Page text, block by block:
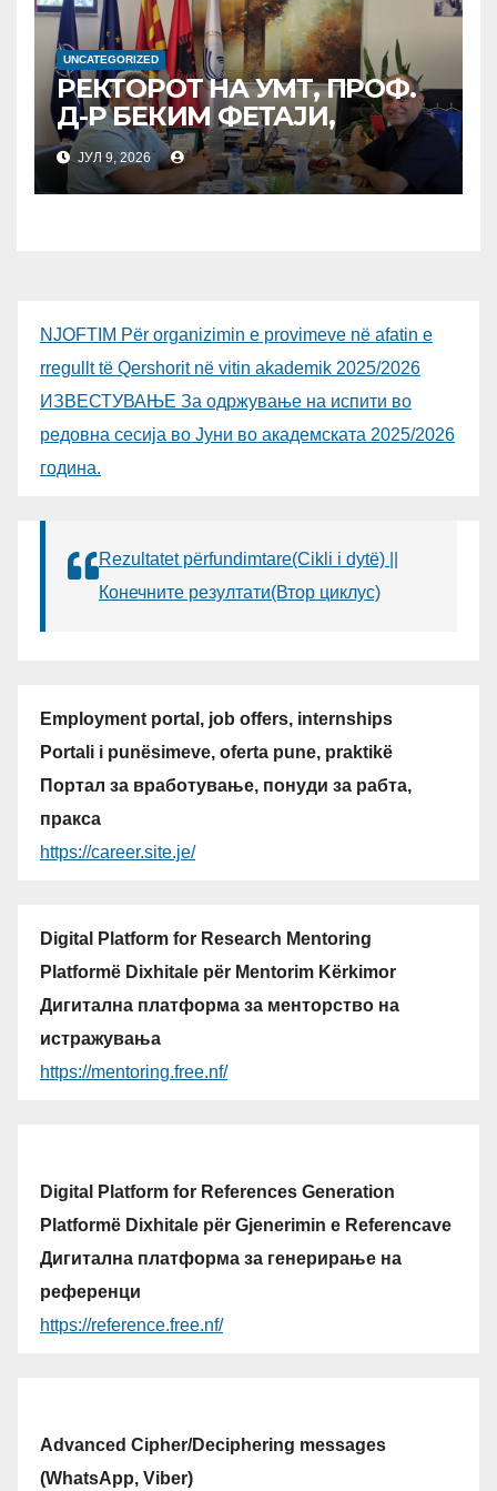
UNCATEGORIZED
РЕКТОРОТ НА УМТ, ПРОФ.
Д-Р БЕКИМ ФЕТАЈИ,
ОДРЖА РАБОТНА СРЕДБА
СО ДИРЕКТОРОТ ОД
УНИВЕРЗИТЕТОТ SUBÜ ОД
ЈУЛ 9, 2026
NJOFTIM Për organizimin e provimeve në afatin e
rregullt të Qershorit në vitin akademik 2025/2026
ИЗВЕСТУВАЊЕ За одржување на испити во
редовна сесија во Јуни во академската 2025/2026
година.
Rezultatet përfundimtare(Cikli i dytë) ||
Конечните резултати(Втор циклус)
Employment portal, job offers, internships
Portali i punësimeve, oferta pune, praktikë
Портал за вработување, понуди за рабта,
пракса
https://career.site.je/
Digital Platform for Research Mentoring
Platformë Dixhitale për Mentorim Kërkimor
Дигитална платформа за менторство на
истражувања
https://mentoring.free.nf/
Digital Platform for References Generation
Platformë Dixhitale për Gjenerimin e Referencave
Дигитална платформа за генерирање на
референци
https://reference.free.nf/
Advanced Cipher/Deciphering messages
(WhatsApp, Viber)